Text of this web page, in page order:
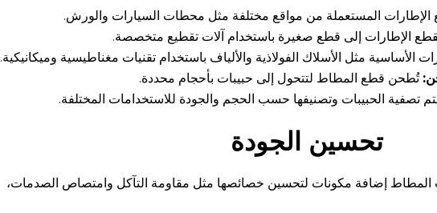
الإطارات المستعملة من مواقع مختلفة مثل محطات السيارات والورش.
الإطارات إلى قطع صغيرة باستخدام آلات تقطيع متخصصة.
الأساسية مثل الأسلاك الفولاذية والألياف باستخدام تقنيات مغناطيسية وميكانيكية.
تُطحن قطع المطاط لتتحول إلى حبيبات بأحجام محددة.
تصفية الحبيبات وتصنيفها حسب الحجم والجودة للاستخدامات المختلفة.
تحسين الجودة
إضافة مكونات لتحسين خصائصها مثل مقاومة التآكل وامتصاص الصدمات،